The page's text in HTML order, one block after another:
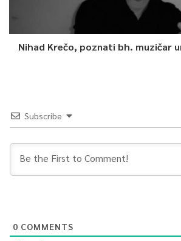
Nihad Krečo, poznati bh. muzičar
Subscribe
0 COMMENTS